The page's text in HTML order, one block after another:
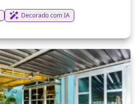
Decorado com IA